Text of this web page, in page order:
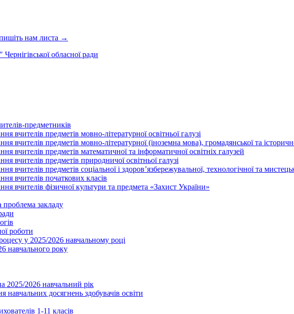
нам листа →
обласної ради
предметників
вчителів предметів мовно-літературної освітньої галузі
вчителів предметів мовно-літературної (іноземна мова), громадянської та
вчителів предметів математичної та інформатичної освітніх галузей
вчителів предметів природничої освітньої галузі
вчителів предметів соціальної і здоров’язбережувальної, технологічної та
вчителів початкових класів
вчителів фізичної культури та предмета «Захист України»
закладу
роботи
у 2025/2026 навчальному році
навчального року
2025/2026 навчальний рік
навчальних досягнень здобувачів освіти
1-11 класів